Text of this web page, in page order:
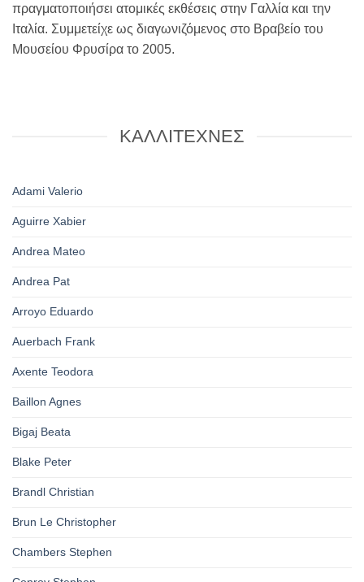
πραγματοποιήσει ατομικές εκθέσεις στην Γαλλία και την
Ιταλία. Συμμετείχε ως διαγωνιζόμενος στο Βραβείο του
Μουσείου Φρυσίρα το 2005.
ΚΑΛΛΙΤΕΧΝΕΣ
Adami Valerio
Aguirre Xabier
Andrea Mateo
Andrea Pat
Arroyo Eduardo
Auerbach Frank
Axente Teodora
Baillon Agnes
Bigaj Beata
Blake Peter
Brandl Christian
Brun Le Christopher
Chambers Stephen